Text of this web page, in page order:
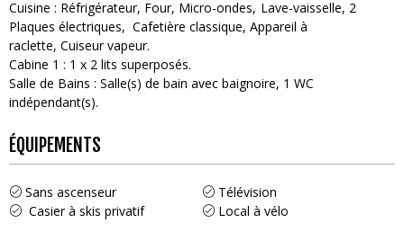
Cuisine : Réfrigérateur Four Micro-ondes Lave-vaisselle 2
Plaques électriques
Cafetière classique Appareil à
raclette Cuiseur vapeur
Cabine 1 : 1 x 2 lits superposés
Salle de Bains : Salle(s) de bain avec baignoire 1 WC
indépendant(s)
ÉQUIPEMENTS
Sans ascenseur
Télévision
Casier à skis privatif
Local à vélo